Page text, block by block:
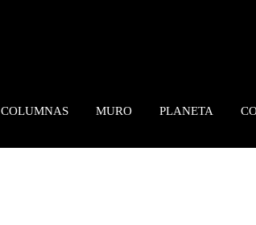
COLUMNAS MURO PLANETA